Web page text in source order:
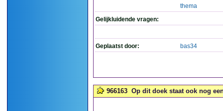
thema
Gelijkluidende vragen:
Geplaatst door: bas34
966163 Op dit doek staat ook nog